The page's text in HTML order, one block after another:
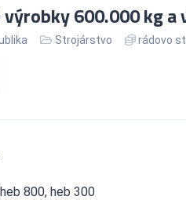
600.000 kg a
Strojárstvo rádovo
800, heb 300